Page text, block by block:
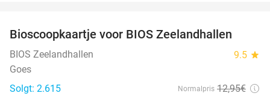
Bioscoopkaartje voor BIOS Zeelandhallen
BIOS Zeelandhallen 9.5 star
Goes
Solgt: 2.615
Normalpris 12,95€